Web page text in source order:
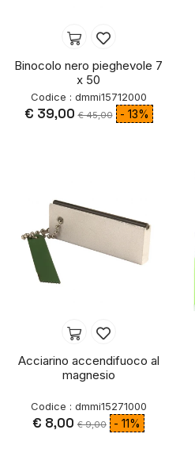
Binocolo nero pieghevole 7
x 50
Codice : dmmi15712000
€ 39,00 € 45,00 - 13%
Acciarino accendifuoco al
magnesio
Codice : dmmi15271000
€ 8,00 € 9,00 - 11%